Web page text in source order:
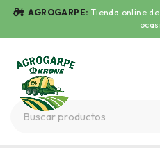
AGROGARPE: Tienda online